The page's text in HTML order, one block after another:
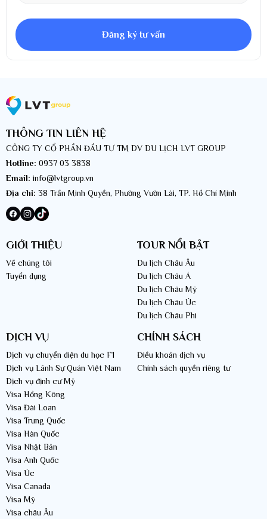
Đăng ký tư vấn
THÔNG TIN LIÊN HỆ
CÔNG TY CỔ PHẦN ĐẦU TƯ TM DV DU LỊCH LVT GROUP
Hotline: 0937 03 3838
Email: info@lvtgroup.vn
Địa chỉ: 38 Trần Minh Quyền, Phường Vườn Lài, TP. Hồ Chí Minh
GIỚI THIỆU
Về chúng tôi
Tuyển dụng
TOUR NỔI BẬT
Du lịch Châu Âu
Du lịch Châu Á
Du lịch Châu Mỹ
Du lịch Châu Úc
Du lịch Châu Phi
DỊCH VỤ
Dịch vụ chuyển diện du học F1
Dịch vụ Lãnh Sự Quán Việt Nam
Dịch vụ định cư Mỹ
Visa Hồng Kông
Visa Đài Loan
Visa Trung Quốc
Visa Hàn Quốc
Visa Nhật Bản
Visa Anh Quốc
Visa Úc
Visa Canada
Visa Mỹ
Visa châu Âu
CHÍNH SÁCH
Điều khoản dịch vụ
Chính sách quyền riêng tư